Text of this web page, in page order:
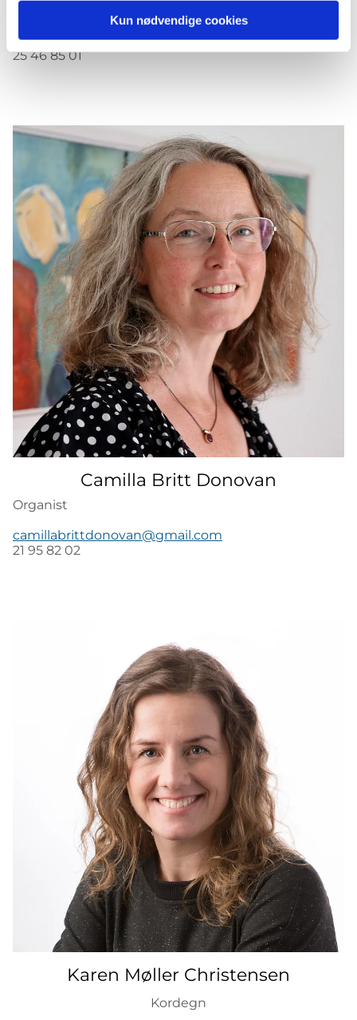
Kun nødvendige cookies
sommerras@gmail.com
25 46 85 01
Camilla Britt Donovan
Organist
camillabrittdonovan@gmail.com
21 95 82 02
Karen Møller Christensen
Kordegn